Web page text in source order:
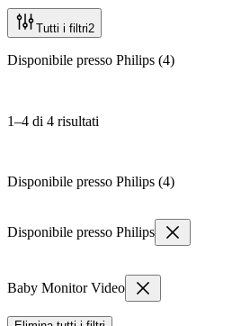
Tutti i filtri2
Disponibile presso Philips (4)
1–4 di 4 risultati
Disponibile presso Philips (4)
Disponibile presso Philips
Baby Monitor Video